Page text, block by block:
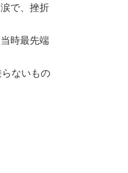
で、挫折
時最先端
ないもの